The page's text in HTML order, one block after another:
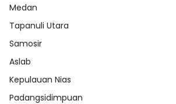
Medan
Tapanuli Utara
Samosir
Aslab
Kepulauan Nias
Padangsidimpuan